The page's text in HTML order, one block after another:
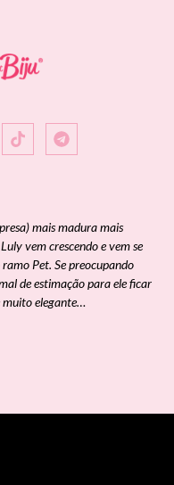
mais madura mais
vem crescendo e vem se
Pet. Se preocupando
de estimação para ele ficar
muito elegante…